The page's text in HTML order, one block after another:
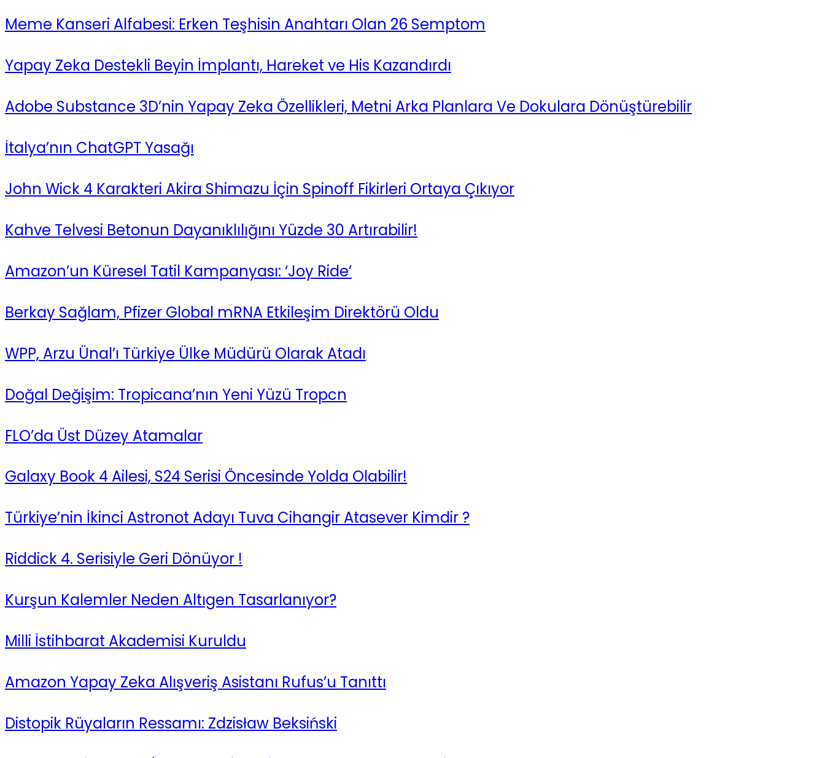
Meme Kanseri Alfabesi: Erken Teşhisin Anahtarı Olan 26 Semptom
Yapay Zeka Destekli Beyin İmplantı, Hareket ve His Kazandırdı
Adobe Substance 3D’nin Yapay Zeka Özellikleri, Metni Arka Planlara Ve Dokulara Dönüştürebilir
İtalya’nın ChatGPT Yasağı
John Wick 4 Karakteri Akira Shimazu İçin Spinoff Fikirleri Ortaya Çıkıyor
Kahve Telvesi Betonun Dayanıklılığını Yüzde 30 Artırabilir!
Amazon’un Küresel Tatil Kampanyası: ‘Joy Ride’
Berkay Sağlam, Pfizer Global mRNA Etkileşim Direktörü Oldu
WPP, Arzu Ünal’ı Türkiye Ülke Müdürü Olarak Atadı
Doğal Değişim: Tropicana’nın Yeni Yüzü Tropcn
FLO’da Üst Düzey Atamalar
Galaxy Book 4 Ailesi, S24 Serisi Öncesinde Yolda Olabilir!
Türkiye’nin İkinci Astronot Adayı Tuva Cihangir Atasever Kimdir ?
Riddick 4. Serisiyle Geri Dönüyor !
Kurşun Kalemler Neden Altıgen Tasarlanıyor?
Milli İstihbarat Akademisi Kuruldu
Amazon Yapay Zeka Alışveriş Asistanı Rufus’u Tanıttı
Distopik Rüyaların Ressamı: Zdzisław Beksiński